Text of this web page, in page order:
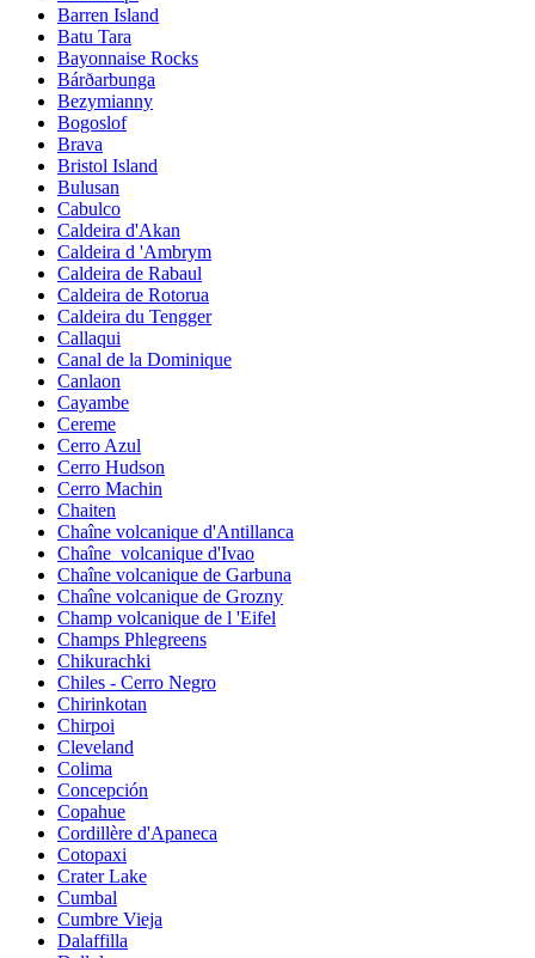
Barren Island
Batu Tara
Bayonnaise Rocks
Bárðarbunga
Bezymianny
Bogoslof
Brava
Bristol Island
Bulusan
Cabulco
Caldeira d'Akan
Caldeira d 'Ambrym
Caldeira de Rabaul
Caldeira de Rotorua
Caldeira du Tengger
Callaqui
Canal de la Dominique
Canlaon
Cayambe
Cereme
Cerro Azul
Cerro Hudson
Cerro Machin
Chaiten
Chaîne volcanique d'Antillanca
Chaîne_volcanique d'Ivao
Chaîne volcanique de Garbuna
Chaîne volcanique de Grozny
Champ volcanique de l 'Eifel
Champs Phlegreens
Chikurachki
Chiles - Cerro Negro
Chirinkotan
Chirpoi
Cleveland
Colima
Concepción
Copahue
Cordillère d'Apaneca
Cotopaxi
Crater Lake
Cumbal
Cumbre Vieja
Dalaffilla